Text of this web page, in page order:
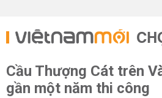
Cầu Thượng Cát trên
gần một năm thi công